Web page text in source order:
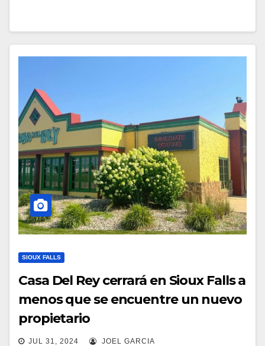
SIOUX FALLS
Casa Del Rey cerrará en Sioux Falls a
menos que se encuentre un nuevo
propietario
JUL 31, 2024 JOEL GARCIA